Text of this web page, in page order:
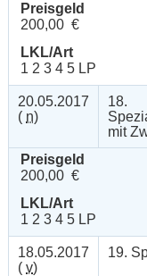
Preisgeld
200,00 €
LKL/Art
1 2 3 4 5 LP
20.05.2017
( n)
18.
mit
Preisgeld
200,00 €
LKL/Art
1 2 3 4 5 LP
18.05.2017
( v)
19.